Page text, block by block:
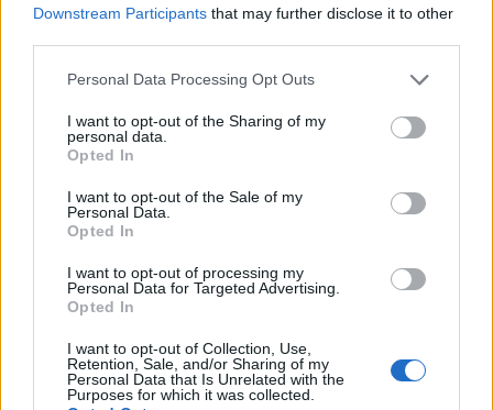
Downstream Participants that may further disclose it to other
Please note that this website/app uses one or more Google
not limited to your visit or usage behaviour. You may click to
grant or deny consent to Google and its third-party tags to
use your data for below specified purposes in below Google
consent section.
Personal Data Processing Opt Outs
I want to opt-out of the Sharing of my
personal data.
Opted In
I want to opt-out of the Sale of my
Personal Data.
Opted In
I want to opt-out of processing my
Personal Data for Targeted Advertising.
Opted In
I want to opt-out of Collection, Use,
Retention, Sale, and/or Sharing of my
Personal Data that Is Unrelated with the
Purposes for which it was collected.
2017 molte persone si sono lanciate in questo mondo,
spesso senza un’adeguata preparazione.
mercato è tornato alla realtà. Il prezzo di Bitcoin ha
iniziato a diminuire. Ciò ha causato il calo del prezzo,
amplificato nelle settimane successive dal panico tra gli
investitori. Il prezzo del Bitcoin ha perso quasi il 50% del
La strategia da seguire in caso di caduta
Così tante persone hanno perso soldi in seguito sui loro
investimenti? Non proprio. Infatti, gli investitori più